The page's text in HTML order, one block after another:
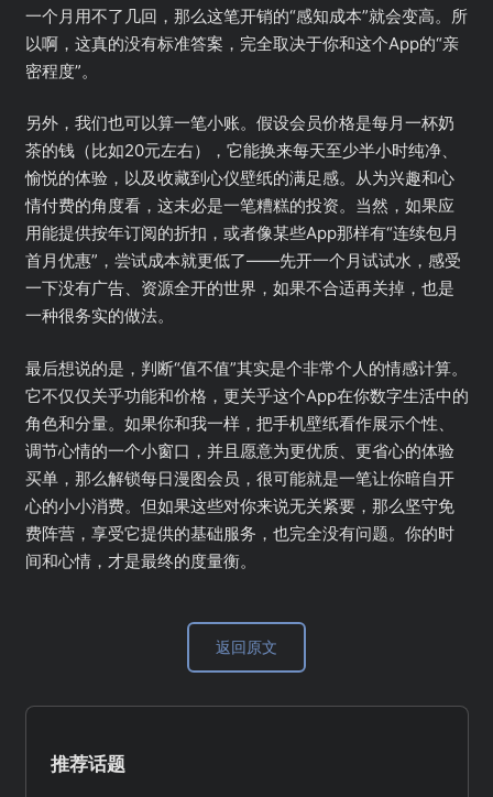
一个月用不了几回，那么这笔开销的“感知成本”就会变高。所
以啊，这真的没有标准答案，完全取决于你和这个App的“亲
密程度”。
另外，我们也可以算一笔小账。假设会员价格是每月一杯奶
茶的钱（比如20元左右），它能换来每天至少半小时纯净、
愉悦的体验，以及收藏到心仪壁纸的满足感。从为兴趣和心
情付费的角度看，这未必是一笔糟糕的投资。当然，如果应
用能提供按年订阅的折扣，或者像某些App那样有“连续包月
首月优惠”，尝试成本就更低了——先开一个月试试水，感受
一下没有广告、资源全开的世界，如果不合适再关掉，也是
一种很务实的做法。
最后想说的是，判断“值不值”其实是个非常个人的情感计算。
它不仅仅关乎功能和价格，更关乎这个App在你数字生活中的
角色和分量。如果你和我一样，把手机壁纸看作展示个性、
调节心情的一个小窗口，并且愿意为更优质、更省心的体验
买单，那么解锁每日漫图会员，很可能就是一笔让你暗自开
心的小小消费。但如果这些对你来说无关紧要，那么坚守免
费阵营，享受它提供的基础服务，也完全没有问题。你的时
间和心情，才是最终的度量衡。
返回原文
推荐话题